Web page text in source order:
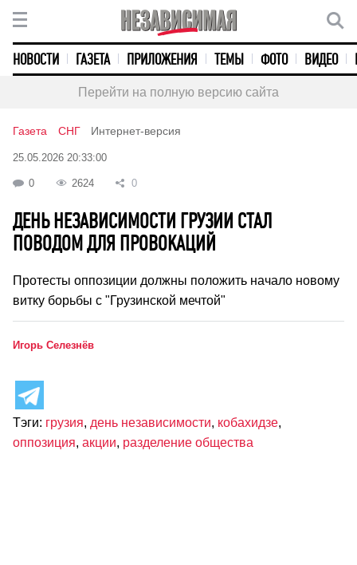
НОВОСТИ ГАЗЕТА ПРИЛОЖЕНИЯ ТЕМЫ ФОТО ВИДЕО
Перейти на полную версию сайта
Газета СНГ Интернет-версия
25.05.2026 20:33:00
0 2624 0
ДЕНЬ НЕЗАВИСИМОСТИ ГРУЗИИ СТАЛ
ПОВОДОМ ДЛЯ ПРОВОКАЦИЙ
Протесты оппозиции должны положить начало новому
витку борьбы с "Грузинской мечтой"
Игорь Селезнёв
Тэги: грузия, день независимости, кобахидзе,
оппозиция, акции, разделение общества